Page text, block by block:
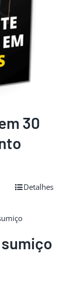
30
Detalhes